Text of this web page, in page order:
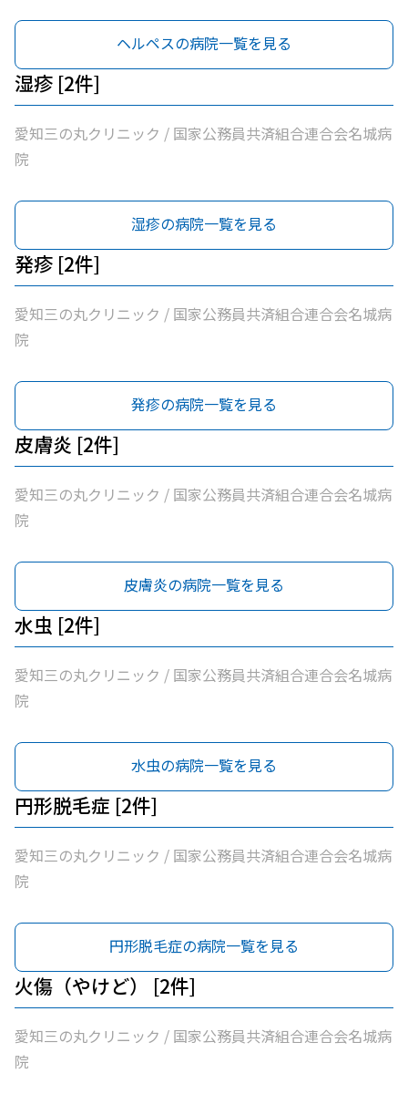
ヘルペスの病院一覧を見る
湿疹 [2件]
愛知三の丸クリニック / 国家公務員共済組合連合会名城病
院
湿疹の病院一覧を見る
発疹 [2件]
愛知三の丸クリニック / 国家公務員共済組合連合会名城病
院
発疹の病院一覧を見る
皮膚炎 [2件]
愛知三の丸クリニック / 国家公務員共済組合連合会名城病
院
皮膚炎の病院一覧を見る
水虫 [2件]
愛知三の丸クリニック / 国家公務員共済組合連合会名城病
院
水虫の病院一覧を見る
円形脱毛症 [2件]
愛知三の丸クリニック / 国家公務員共済組合連合会名城病
院
円形脱毛症の病院一覧を見る
火傷（やけど） [2件]
愛知三の丸クリニック / 国家公務員共済組合連合会名城病
院